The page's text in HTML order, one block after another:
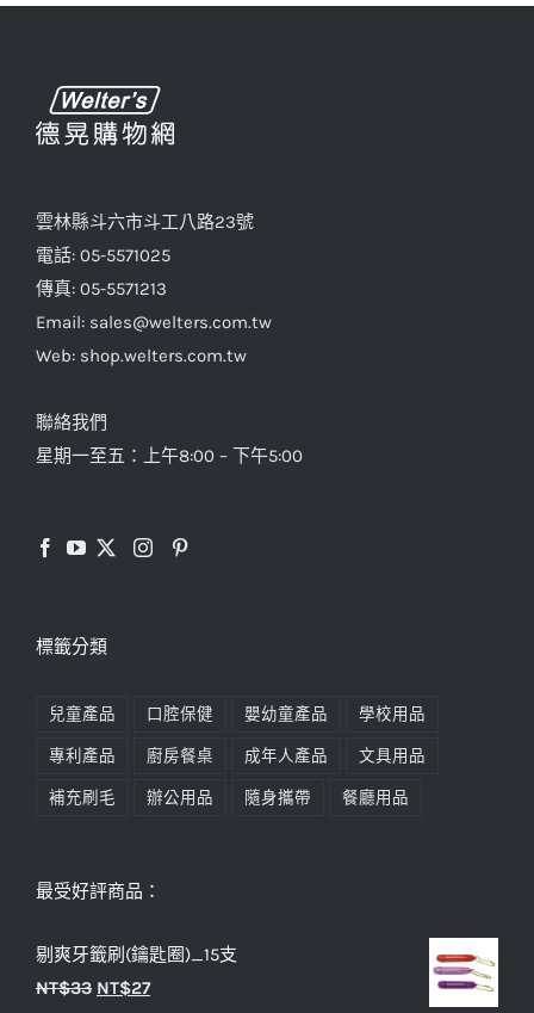
雲林縣斗六市斗工八路23號
電話: 05-5571025
傳真: 05-5571213
Email: sales@welters.com.tw
Web: shop.welters.com.tw
聯絡我們
星期一至五：上午8:00 – 下午5:00
標籤分類
兒童產品 口腔保健 嬰幼童產品 學校用品
專利產品 廚房餐桌 成年人產品 文具用品
補充刷毛 辦公用品 隨身攜帶 餐廳用品
最受好評商品：
剔爽牙籤刷(鑰匙圈)_15支
NT$33 原
NT$27目